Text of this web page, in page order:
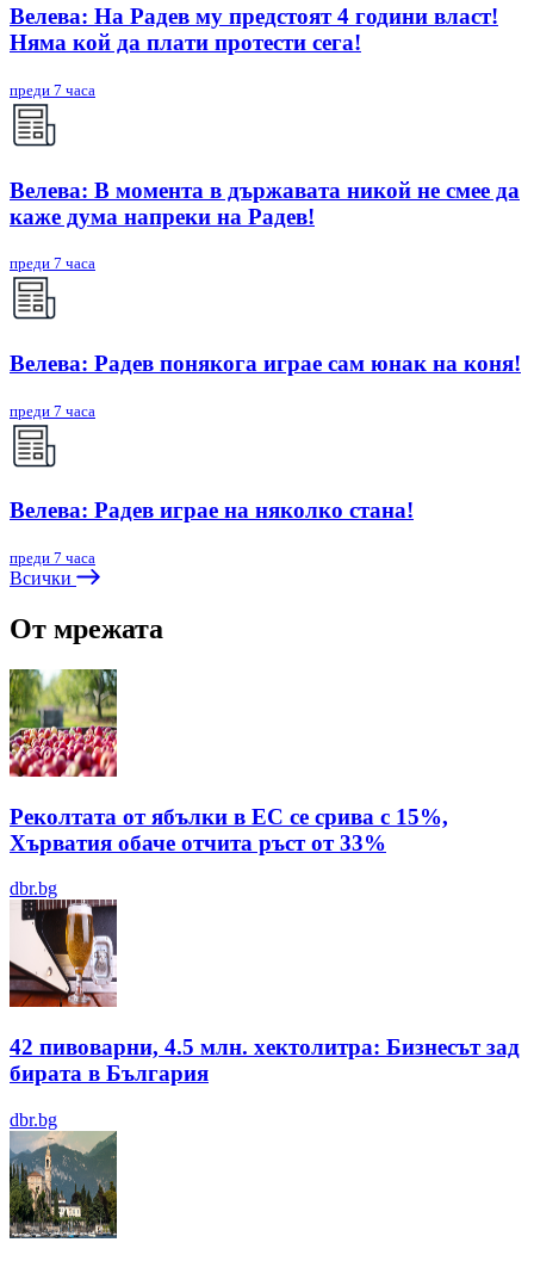
Велева: На Радев му предстоят 4 години власт!
Няма кой да плати протести сега!
преди 7 часа
Велева: В момента в държавата никой не смее да
каже дума напреки на Радев!
преди 7 часа
Велева: Радев понякога играе сам юнак на коня!
преди 7 часа
Велева: Радев играе на няколко стана!
преди 7 часа
Всички
От мрежата
Реколтата от ябълки в ЕС се срива с 15%,
Хърватия обаче отчита ръст от 33%
dbr.bg
42 пивоварни, 4.5 млн. хектолитра: Бизнесът зад
бирата в България
dbr.bg